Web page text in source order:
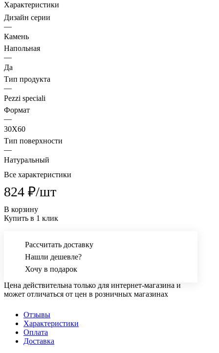
Характеристики
Дизайн серии
—
Камень
Напольная
—
Да
Тип продукта
—
Pezzi speciali
Формат
—
30X60
Тип поверхности
—
Натуральный
Все характеристики
824 ₽/шт
В корзину
Купить в 1 клик
Рассчитать доставку
Нашли дешевле?
Хочу в подарок
Цена действительна только для интернет-магазина и
может отличаться от цен в розничных магазинах
Отзывы
Характеристики
Оплата
Доставка